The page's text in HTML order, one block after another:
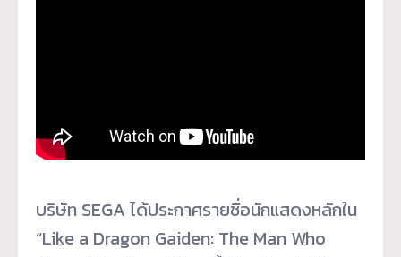
บริษัท SEGA ได้ประกาศรายชื่อนักแสดงหลักใน
“Like a Dragon Gaiden: The Man Who